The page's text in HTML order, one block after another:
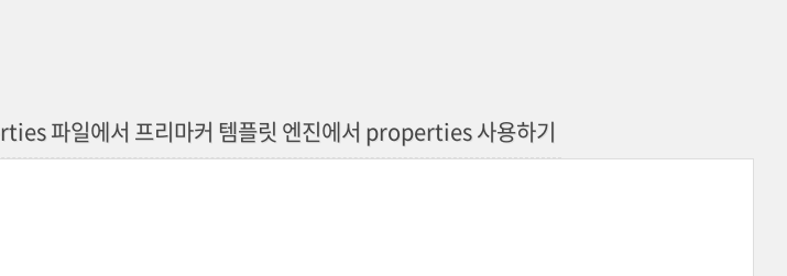
파일에서 프리마커 템플릿 엔진에서 properties 사용하기